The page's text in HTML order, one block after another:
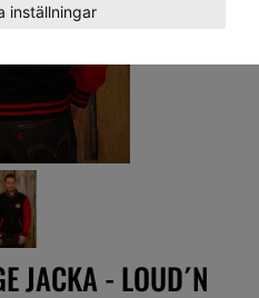
inställningar
JACKA - LOUD´N